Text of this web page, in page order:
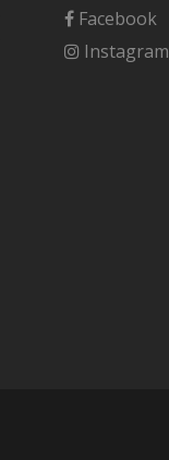
Facebook
Instagram